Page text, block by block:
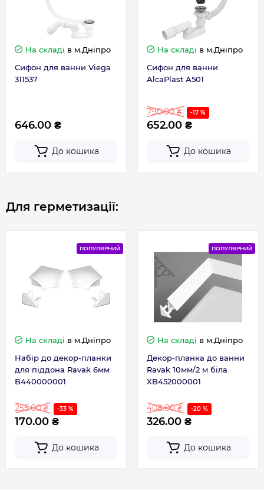
На складі в м.Дніпро
Сифон для ванни Viega
311537
646.00 ₴
До кошика
На складі в м.Дніпро
Сифон для ванни
AlcaPlast A501
790.00 ₴ -17 %
652.00 ₴
До кошика
Для герметизації:
ПОПУЛЯРНИЙ
На складі в м.Дніпро
Набір до декор-планки
для піддона Ravak 6мм
B440000001
255.00 ₴ -33 %
170.00 ₴
До кошика
ПОПУЛЯРНИЙ
На складі в м.Дніпро
Декор-планка до ванни
Ravak 10мм/2 м біла
XB452000001
408.00 ₴ -20 %
326.00 ₴
До кошика